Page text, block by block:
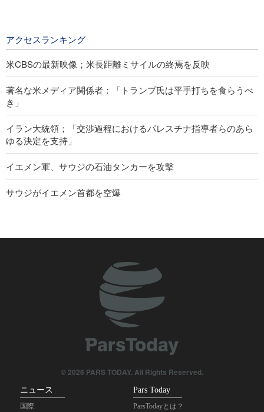
アクセスランキング
米CBSの最新映像；米長距離ミサイルの終焉を反映
著名な米メディア関係者：「トランプ氏は平手打ちを食らうべ
き」
イラン大統領；「交渉過程におけるパレスチナ指導者らのあら
ゆる決定を支持」
イエメン軍、サウジの石油タンカーを攻撃
サウジがイエメン首都を空爆
イラン外務省報道官；「ホルモズ海峡を巡るイラン・オマーン
協議の雰囲気は前向き」
© 2026 PARS TODAY. All Rights Reserved.
ニュース
国際
Pars Today
ParsTodayとは？